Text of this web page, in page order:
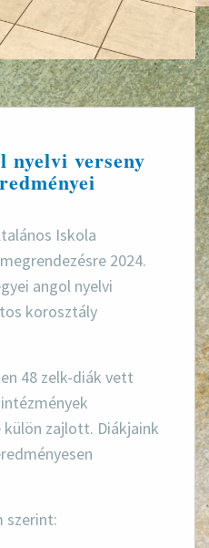
nyelvi verseny
Iskola
2024.
angol nyelvi
korosztály
48 zelk-diák vett
zajlott. Diákjaink
szerint: